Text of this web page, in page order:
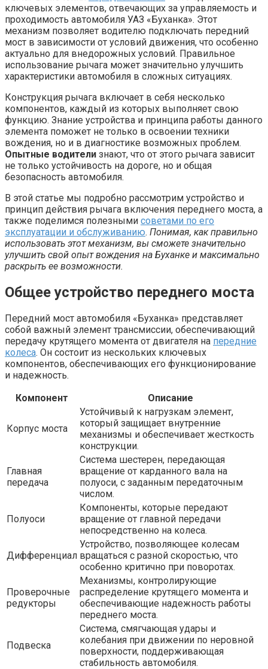
ключевых элементов, отвечающих за управляемость и
проходимость автомобиля УАЗ «Буханка». Этот
механизм позволяет водителю подключать передний
мост в зависимости от условий движения, что особенно
актуально для внедорожных условий. Правильное
использование рычага может значительно улучшить
характеристики автомобиля в сложных ситуациях.
Конструкция рычага включает в себя несколько
компонентов, каждый из которых выполняет свою
функцию. Знание устройства и принципа работы данного
элемента поможет не только в освоении техники
вождения, но и в диагностике возможных проблем.
Опытные водители знают, что от этого рычага зависит
не только устойчивость на дороге, но и общая
безопасность автомобиля.
В этой статье мы подробно рассмотрим устройство и
принцип действия рычага включения переднего моста, а
также поделимся полезными советами по его
эксплуатации и обслуживанию. Понимая, как правильно
использовать этот механизм, вы сможете значительно
улучшить свой опыт вождения на Буханке и максимально
раскрыть ее возможности.
Общее устройство переднего моста
Передний мост автомобиля «Буханка» представляет
собой важный элемент трансмиссии, обеспечивающий
передачу крутящего момента от двигателя на передние
колеса. Он состоит из нескольких ключевых
компонентов, обеспечивающих его функционирование
и надежность.
Компонент
Описание
Корпус моста
Устойчивый к нагрузкам элемент,
который защищает внутренние
механизмы и обеспечивает жесткость
конструкции.
Главная
передача
Система шестерен, передающая
вращение от карданного вала на
полуоси, с заданным передаточным
числом.
Полуоси
Компоненты, которые передают
вращение от главной передачи
непосредственно на колеса.
Дифференциал
Устройство, позволяющее колесам
вращаться с разной скоростью, что
особенно критично при поворотах.
Проверочные
редукторы
Механизмы, контролирующие
распределение крутящего момента и
обеспечивающие надежность работы
переднего моста.
Подвеска
Система, смягчающая удары и
колебания при движении по неровной
поверхности, поддерживающая
стабильность автомобиля.